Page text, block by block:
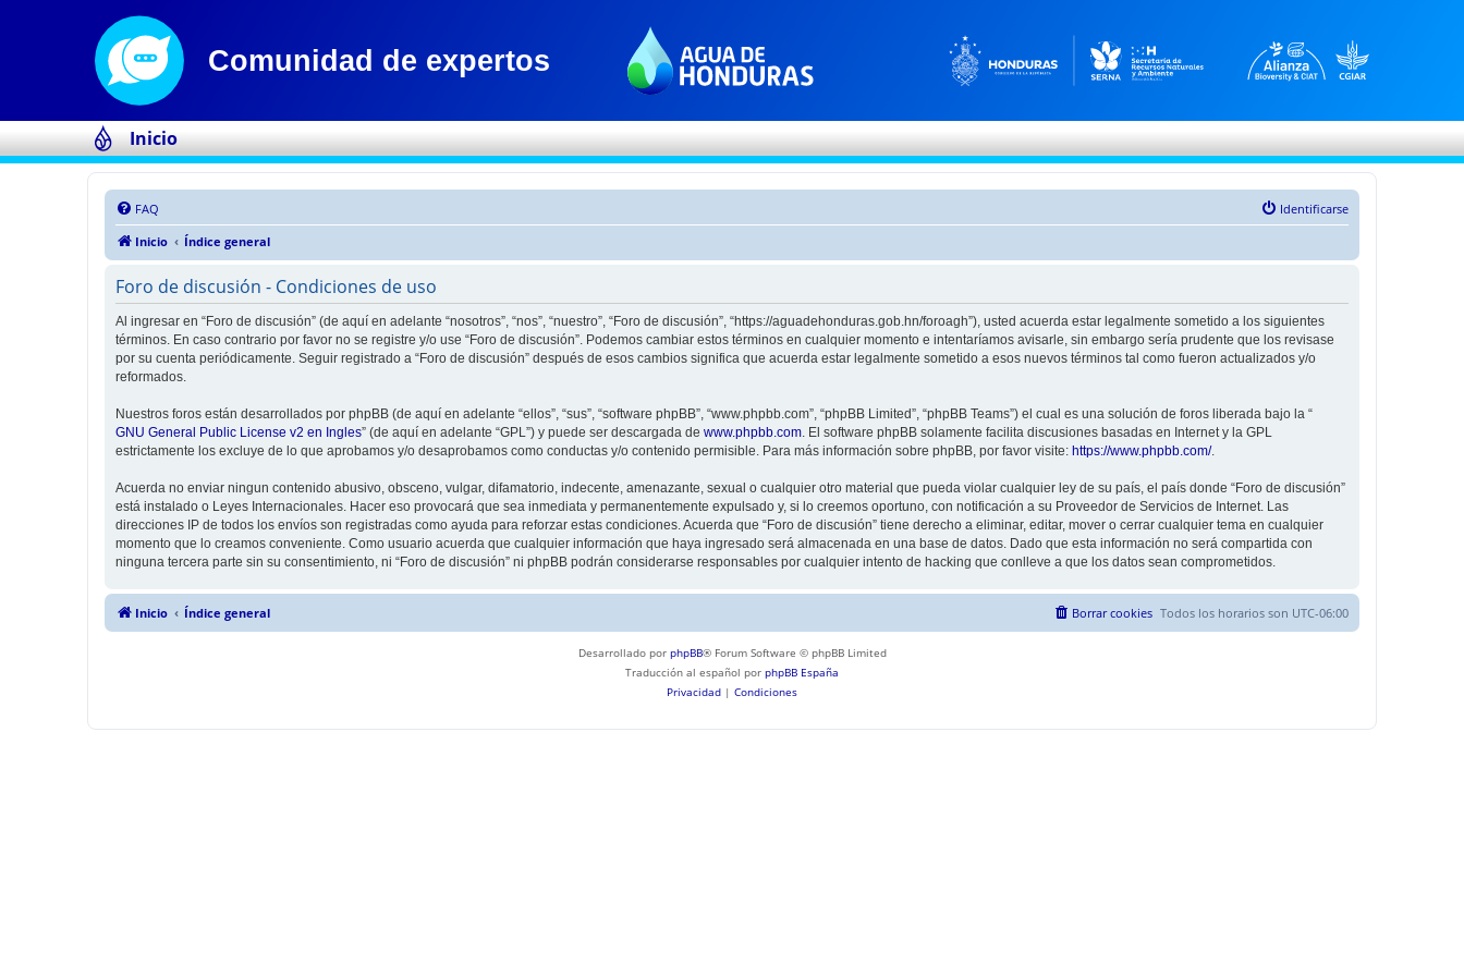
Inicio
FAQ
Identificarse
Inicio
Índice general
Foro de discusión - Condiciones de uso
Al ingresar en “Foro de discusión” (de aquí en adelante “nosotros”, “nos”, “nuestro”, “Foro de discusión”, “https://aguadehonduras.gob.hn/foroagh”), usted acuerda estar legalmente sometido a los siguientes
términos. En caso contrario por favor no se registre y/o use “Foro de discusión”. Podemos cambiar estos términos en cualquier momento e intentaríamos avisarle, sin embargo sería prudente que los revisase
por su cuenta periódicamente. Seguir registrado a “Foro de discusión” después de esos cambios significa que acuerda estar legalmente sometido a esos nuevos términos tal como fueron actualizados y/o
reformados.
Nuestros foros están desarrollados por phpBB (de aquí en adelante “ellos”, “sus”, “software phpBB”, “www.phpbb.com”, “phpBB Limited”, “phpBB Teams”) el cual es una solución de foros liberada bajo la “
GNU General Public License v2 en Ingles” (de aquí en adelante “GPL”) y puede ser descargada de www.phpbb.com. El software phpBB solamente facilita discusiones basadas en Internet y la GPL
estrictamente los excluye de lo que aprobamos y/o desaprobamos como conductas y/o contenido permisible. Para más información sobre phpBB, por favor visite: https://www.phpbb.com/.
Acuerda no enviar ningun contenido abusivo, obsceno, vulgar, difamatorio, indecente, amenazante, sexual o cualquier otro material que pueda violar cualquier ley de su país, el país donde “Foro de discusión”
está instalado o Leyes Internacionales. Hacer eso provocará que sea inmediata y permanentemente expulsado y, si lo creemos oportuno, con notificación a su Proveedor de Servicios de Internet. Las
direcciones IP de todos los envíos son registradas como ayuda para reforzar estas condiciones. Acuerda que “Foro de discusión” tiene derecho a eliminar, editar, mover o cerrar cualquier tema en cualquier
momento que lo creamos conveniente. Como usuario acuerda que cualquier información que haya ingresado será almacenada en una base de datos. Dado que esta información no será compartida con
ninguna tercera parte sin su consentimiento, ni “Foro de discusión” ni phpBB podrán considerarse responsables por cualquier intento de hacking que conlleve a que los datos sean comprometidos.
Inicio Índice general Todos los horarios son UTC-06:00
Borrar cookies
Desarrollado por phpBB® Forum Software © phpBB Limited
Traducción al español por phpBB España
Privacidad | Condiciones